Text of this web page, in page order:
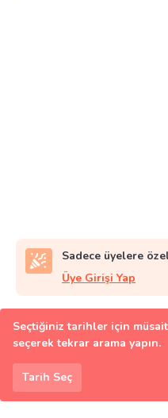
Sadece üyelere
Üye Girişi Yap
Seçtiğiniz tarihler için
seçerek tekrar arama yapın.
Tarih Seç